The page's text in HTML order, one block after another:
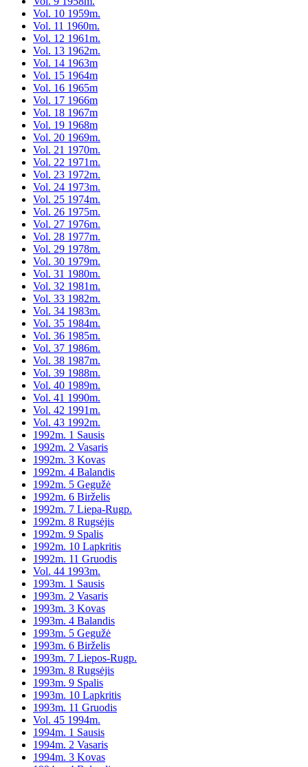
Vol. 10 1959m.
Vol. 11 1960m.
Vol. 12 1961m.
Vol. 13 1962m.
Vol. 14 1963m
Vol. 15 1964m
Vol. 16 1965m
Vol. 17 1966m
Vol. 18 1967m
Vol. 19 1968m
Vol. 20 1969m.
Vol. 21 1970m.
Vol. 22 1971m.
Vol. 23 1972m.
Vol. 24 1973m.
Vol. 25 1974m.
Vol. 26 1975m.
Vol. 27 1976m.
Vol. 28 1977m.
Vol. 29 1978m.
Vol. 30 1979m.
Vol. 31 1980m.
Vol. 32 1981m.
Vol. 33 1982m.
Vol. 34 1983m.
Vol. 35 1984m.
Vol. 36 1985m.
Vol. 37 1986m.
Vol. 38 1987m.
Vol. 39 1988m.
Vol. 40 1989m.
Vol. 41 1990m.
Vol. 42 1991m.
Vol. 43 1992m.
1992m. 1 Sausis
1992m. 2 Vasaris
1992m. 3 Kovas
1992m. 4 Balandis
1992m. 5 Gegužė
1992m. 6 Birželis
1992m. 7 Liepa-Rugp.
1992m. 8 Rugsėjis
1992m. 9 Spalis
1992m. 10 Lapkritis
1992m. 11 Gruodis
Vol. 44 1993m.
1993m. 1 Sausis
1993m. 2 Vasaris
1993m. 3 Kovas
1993m. 4 Balandis
1993m. 5 Gegužė
1993m. 6 Birželis
1993m. 7 Liepos-Rugp.
1993m. 8 Rugsėjis
1993m. 9 Spalis
1993m. 10 Lapkritis
1993m. 11 Gruodis
Vol. 45 1994m.
1994m. 1 Sausis
1994m. 2 Vasaris
1994m. 3 Kovas